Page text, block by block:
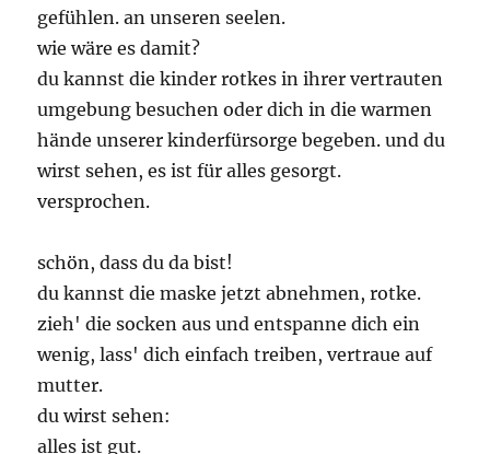
gefühlen. an unseren seelen.
wie wäre es damit?
du kannst die kinder rotkes in ihrer vertrauten
umgebung besuchen oder dich in die warmen
hände unserer kinderfürsorge begeben. und du
wirst sehen, es ist für alles gesorgt.
versprochen.
schön, dass du da bist!
du kannst die maske jetzt abnehmen, rotke.
zieh' die socken aus und entspanne dich ein
wenig, lass' dich einfach treiben, vertraue auf
mutter.
du wirst sehen:
alles ist gut.